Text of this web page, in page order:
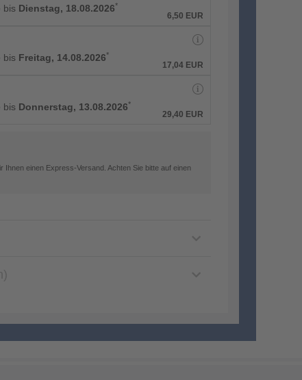
bis Dienstag, 18.08.2026*
6,50 EUR
bis Freitag, 14.08.2026*
17,04 EUR
bis Donnerstag, 13.08.2026*
29,40 EUR
Ihnen einen Express-Versand. Achten Sie bitte auf einen